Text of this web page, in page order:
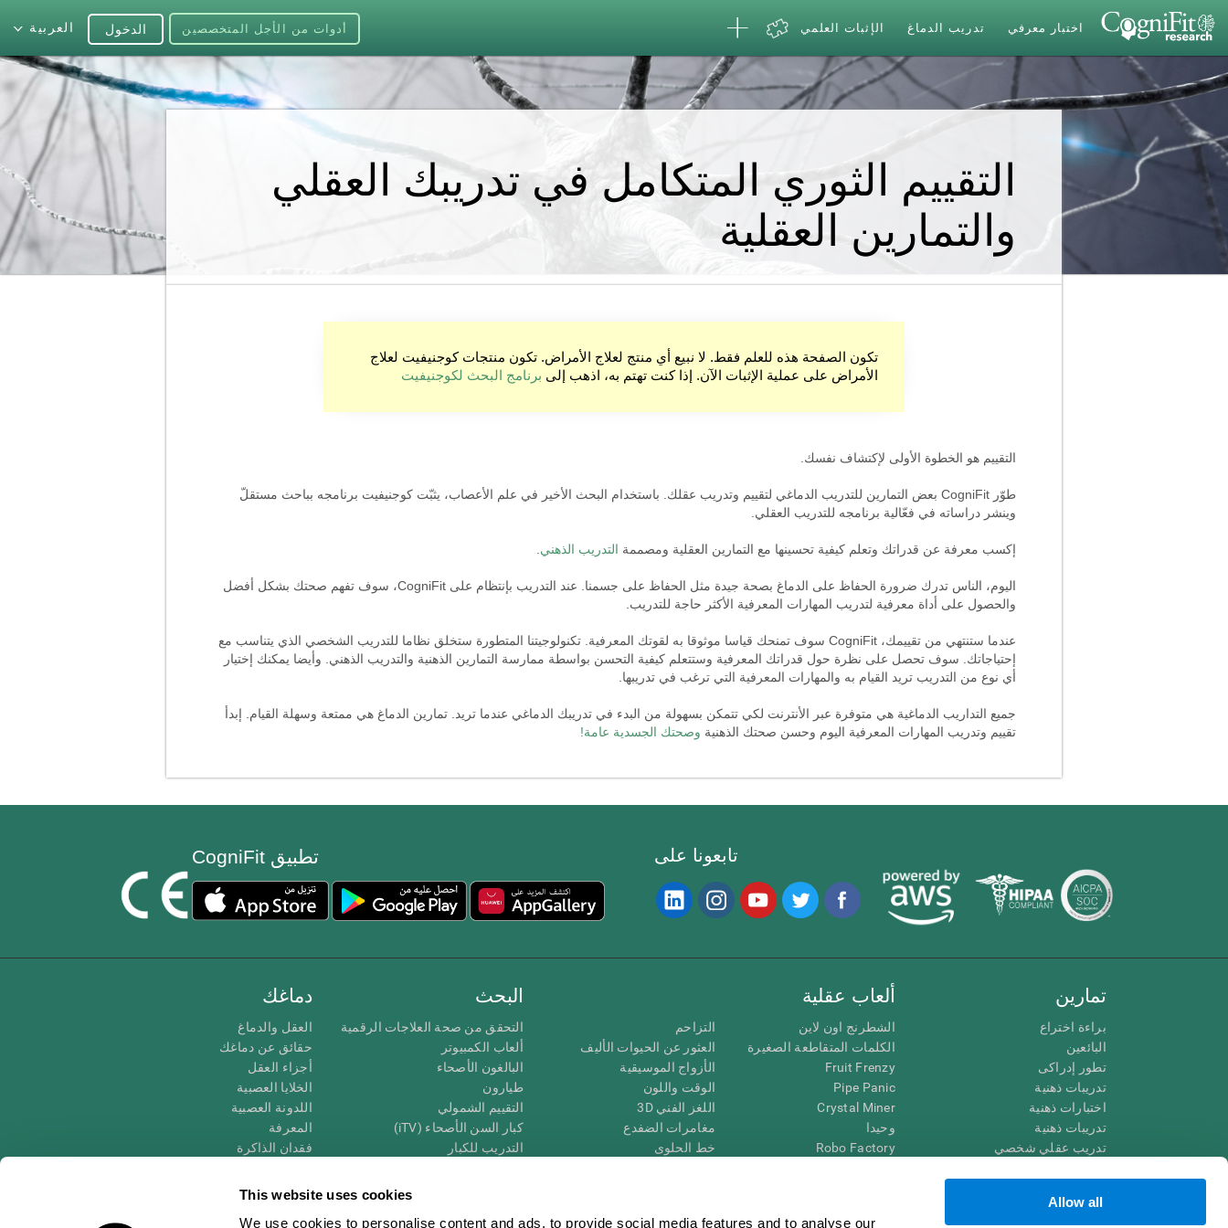
This website uses cookies
We use cookies to personalise content and ads, to provide social media features and to analyse our
Allow all
اختبار معرفي تدريب الدماغ الإثبات العلمي أدوات من الأجل المتخصصين العربية الدخول
التقييم الثوري المتكامل في تدريبك العقلي
والتمارين العقلية
تكون الصفحة هذه للعلم فقط. لا نبيع أي منتج لعلاج الأمراض. تكون منتجات كوجنيفيت لعلاج
الأمراض على عملية الإثبات الآن. إذا كنت تهتم به، اذهب إلى برنامج البحث لكوجنيفيت
التقييم هو الخطوة الأولى لإكتشاف نفسك.
طوّر CogniFit بعض التمارين للتدريب الدماغي لتقييم وتدريب عقلك. باستخدام البحث الأخير في علم الأعصاب، يثبّت كوجنيفيت برنامجه بباحث مستقلّ
وينشر دراساته في فعّالية برنامجه للتدريب العقلي.
إكسب معرفة عن قدراتك وتعلم كيفية تحسينها مع التمارين العقلية ومصممة التدريب الذهني
اليوم، الناس تدرك ضرورة الحفاظ على الدماغ بصحة جيدة مثل الحفاظ على جسمنا. عند التدريب بإنتظام على CogniFit، سوف تفهم صحتك بشكل أفضل
والحصول على أداة معرفية لتدريب المهارات المعرفية الأكثر حاجة للتدريب.
عندما ستنتهي من تقييمك، CogniFit سوف تمنحك قياسا موثوقا به لقوتك المعرفية. تكنولوجيتنا المتطورة ستخلق نظاما للتدريب الشخصي الذي يتناسب مع
إحتياجاتك. سوف تحصل على نظرة حول قدراتك المعرفية وستتعلم كيفية التحسن بواسطة ممارسة التمارين الذهنية والتدريب الذهني. وأيضا يمكنك إختيار
أي نوع من التدريب تريد القيام به والمهارات المعرفية التي ترغب في تدريبها.
جميع التداريب الدماغية هي متوفرة عبر الأنترنت لكي تتمكن بسهولة من البدء في تدريبك الدماغي عندما تريد. تمارين الدماغ هي ممتعة وسهلة القيام. إبدأ
تقييم وتدريب المهارات المعرفية اليوم وحسن صحتك الذهنية وصحتك الجسدية عامة!
تطبيق CogniFit تابعونا على
دماغك
العقل والدماغ
حقائق عن دماغك
أجزاء العقل
الخلايا العصبية
اللدونة العصبية
المعرفة
فقدان الذاكرة
وظائف ذهنية
البحث
التحقق من صحة العلاجات الرقمية
ألعاب الكمبيوتر
البالغون الأصحاء
طيارون
التقييم الشمولي
كبار السن الأصحاء (iTV)
التدريب للكبار
ألعاب عقلية
الشطرنج اون لاين
الكلمات المتقاطعة الصغيرة
Fruit Frenzy
Pipe Panic
Crystal Miner
وحيدا
Robo Factory
التزاحم
العثور عن الحيوات الأليف
الأزواج الموسيقية
الوقت واللون
اللغز الفني 3D
مغامرات الضفدع
خط الحلوى
تمارين
براءة اختراع
البائعين
تطور إدراكى
تدريبات ذهنية
اختبارات ذهنية
تدريبات ذهنية
تدريب عقلي شخصي
فهم القراءة